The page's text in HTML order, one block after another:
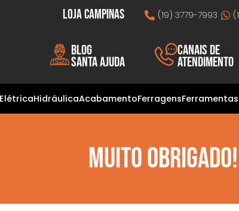
Loja Campinas (19) 3779-7993
Blog
Santa Ajuda
Canais de
atendimento
ElétricaHidráulicaAcabamentoFerragensFerramentas
muito